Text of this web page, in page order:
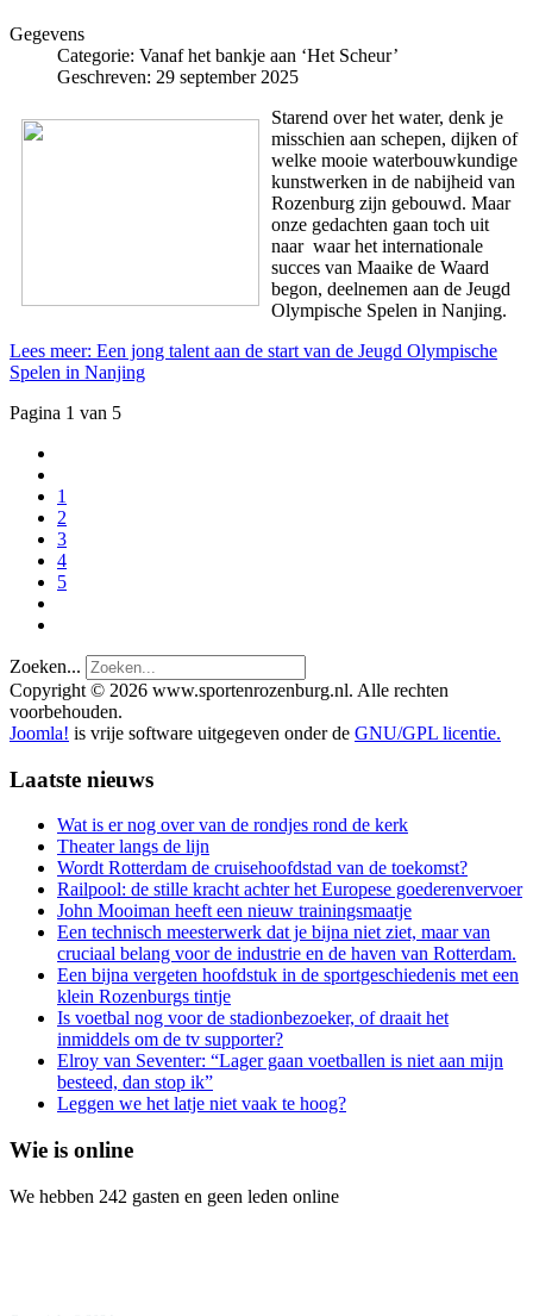
Gegevens
Categorie: Vanaf het bankje aan ‘Het Scheur’
Geschreven: 29 september 2025
Starend over het water, denk je
misschien aan schepen, dijken of
welke mooie waterbouwkundige
kunstwerken in de nabijheid van
Rozenburg zijn gebouwd. Maar
onze gedachten gaan toch uit
naar waar het internationale
succes van Maaike de Waard
begon, deelnemen aan de Jeugd
Olympische Spelen in Nanjing.
Lees meer: Een jong talent aan de start van de Jeugd Olympische
Spelen in Nanjing
Pagina 1 van 5
1
2
3
4
5
Zoeken...
Copyright © 2026 www.sportenrozenburg.nl. Alle rechten
voorbehouden.
Joomla! is vrije software uitgegeven onder de GNU/GPL licentie.
Laatste nieuws
Wat is er nog over van de rondjes rond de kerk
Theater langs de lijn
Wordt Rotterdam de cruisehoofdstad van de toekomst?
Railpool: de stille kracht achter het Europese goederenvervoer
John Mooiman heeft een nieuw trainingsmaatje
Een technisch meesterwerk dat je bijna niet ziet, maar van
cruciaal belang voor de industrie en de haven van Rotterdam.
Een bijna vergeten hoofdstuk in de sportgeschiedenis met een
klein Rozenburgs tintje
Is voetbal nog voor de stadionbezoeker, of draait het
inmiddels om de tv supporter?
Elroy van Seventer: “Lager gaan voetballen is niet aan mijn
besteed, dan stop ik”
Leggen we het latje niet vaak te hoog?
Wie is online
We hebben 242 gasten en geen leden online